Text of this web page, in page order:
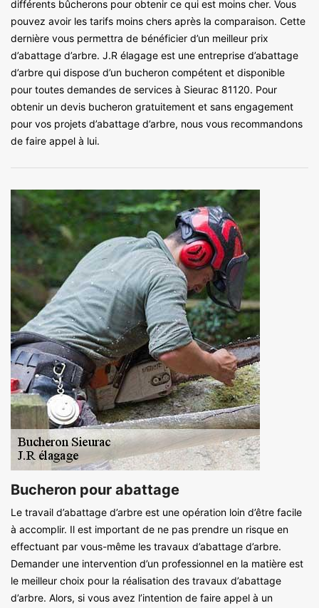
différents bûcherons pour obtenir ce qui est moins cher. Vous
pouvez avoir les tarifs moins chers après la comparaison. Cette
dernière vous permettra de bénéficier d’un meilleur prix
d’abattage d’arbre. J.R élagage est une entreprise d’abattage
d’arbre qui dispose d’un bucheron compétent et disponible
pour toutes demandes de services à Sieurac 81120. Pour
obtenir un devis bucheron gratuitement et sans engagement
pour vos projets d’abattage d’arbre, nous vous recommandons
de faire appel à lui.
Bucheron pour abattage
Le travail d’abattage d’arbre est une opération loin d’être facile
à accomplir. Il est important de ne pas prendre un risque en
effectuant par vous-même les travaux d’abattage d’arbre.
Demander une intervention d’un professionnel en la matière est
le meilleur choix pour la réalisation des travaux d’abattage
d’arbre. Alors, si vous avez l’intention de faire appel à un